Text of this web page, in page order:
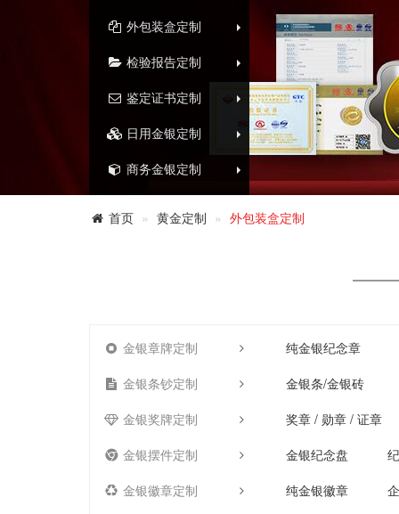
外包装盒定制
检验报告定制
鉴定证书定制
日用金银定制
商务金银定制
首页 黄金定制 外包装盒定制
金银章牌定制
纯金银纪念章
金银条钞定制
金银条/金银砖
金银奖牌定制
奖章 / 勋章 / 证章
金银摆件定制
金银纪念盘
金银徽章定制
纯金银徽章